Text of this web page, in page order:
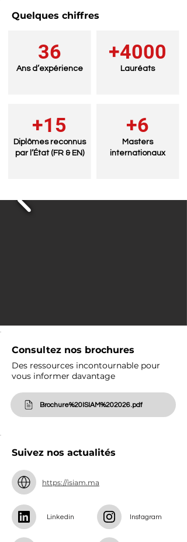
Quelques chiffres
36
Ans d’expérience
+15
Diplômes reconnus
par l’État (FR & EN)
+4000
Lauréats
+6
Masters
internationaux
Consultez nos brochures
Des ressources incontournable pour
vous informer davantage
Brochure%20ISIAM%202026.pdf
Suivez nos actualités
https://isiam.ma
Linkedin Instagram